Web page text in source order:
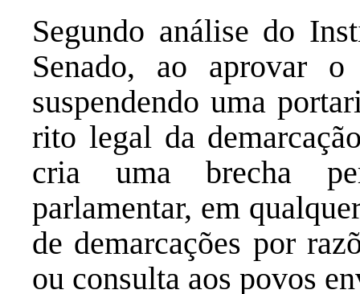
Segundo análise do
Senado, ao aprovar
suspendendo uma
rito legal da
cria uma brecha
parlamentar, em
de demarcações por
ou consulta aos povos